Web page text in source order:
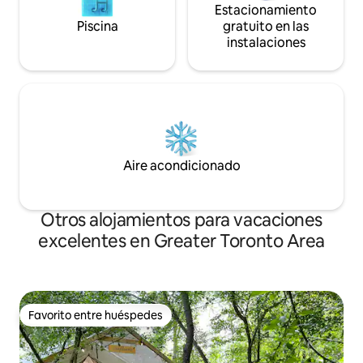
Piscina
Estacionamiento
gratuito en las
instalaciones
Aire acondicionado
Otros alojamientos para vacaciones
excelentes en Greater Toronto Area
Favorito entre huéspedes
Favorito entre huéspedes